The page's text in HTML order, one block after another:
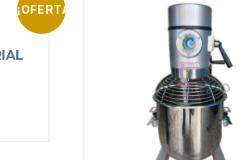
¡OFERTA!